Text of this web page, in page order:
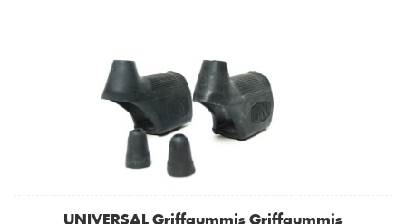
UNIVERSAL Griffgummis Griffgummis